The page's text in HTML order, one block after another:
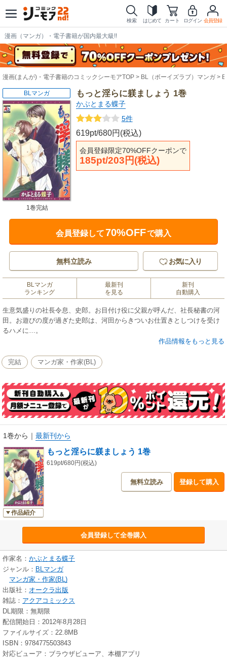
検索 はじめて カート ログイン 会員登録
漫画（マンガ）・電子書籍が国内最大級!!
漫画(まんが)・電子書籍のコミックシーモアTOP BL（ボーイズラブ）マンガ
もっと淫らに躾ましょう 1巻
かぶとまる蝶子
5件
619pt/680円(税込)
会員登録限定70%OFFクーポンで
185pt/203円(税込)
BLマンガ
1巻完結
会員登録して70%OFFで購入
無料立読み お気に入り
BLマンガ
ランキング
最新刊
を見る
新刊
自動購入
生意気盛りの社長令息、史郎。お目付け役に父親が呼んだ、社長秘書の河
田。お遊びの度が過ぎた史郎は、河田からきついお仕置きとしつけを受け
るハメに…。
作品情報をもっと見る
完結 マンガ家・作家(BL)
1巻から ｜ 最新刊から
作品紹介
もっと淫らに躾ましょう 1巻
619pt/680円(税込)
無料立読み 登録して購入
会員登録して全巻購入
作家名： かぶとまる蝶子
ジャンル： BLマンガ
マンガ家・作家(BL)
出版社： オークラ出版
雑誌： アクアコミックス
DL期限：無期限
配信開始日：2012年8月28日
ファイルサイズ：22.8MB
ISBN：9784775503843
対応ビューア：ブラウザビューア、本棚アプリ